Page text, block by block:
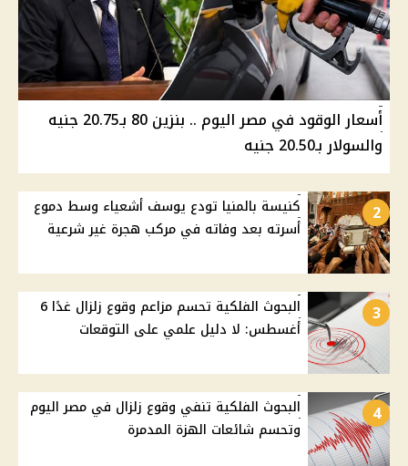
أسعار الوقود في مصر اليوم .. بنزين 80 بـ20.75 جنيه
والسولار بـ20.50 جنيه
2
كنيسة بالمنيا تودع يوسف أشعياء وسط دموع
أسرته بعد وفاته في مركب هجرة غير شرعية
3
البحوث الفلكية تحسم مزاعم وقوع زلزال غدًا 6
أغسطس: لا دليل علمي على التوقعات
4
البحوث الفلكية تنفي وقوع زلزال في مصر اليوم
وتحسم شائعات الهزة المدمرة